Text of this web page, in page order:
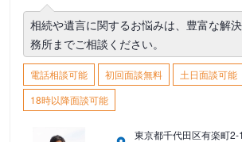
相続や遺言に関するお悩みは、豊富な解
務所までご相談ください。
電話相談可能 初回面談無料
土日面談可能
18時以降面談可能
東京都千代田区有楽町